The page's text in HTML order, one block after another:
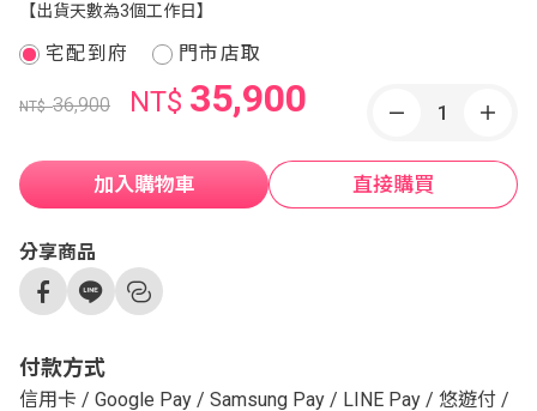
【出貨天數為3個工作日】
宅配到府 門市店取
NT$36,900 NT$ 35,900
加入購物車 直接購買
分享商品
付款方式
信用卡 / Google Pay / Samsung Pay / LINE Pay / 悠遊付 /